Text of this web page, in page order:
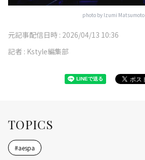
photo by Izumi Matsumoto
元記事配信日時 : 2026/04/13 10:36
記者 : Kstyle編集部
TOPICS
#aespa